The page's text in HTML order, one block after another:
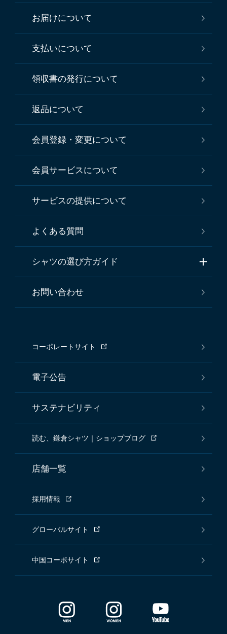
お届けについて
支払いについて
領収書の発行について
返品について
会員登録・変更について
会員サービスについて
サービスの提供について
よくある質問
シャツの選び方ガイド
お問い合わせ
コーポレートサイト
電子公告
サステナビリティ
読む、鎌倉シャツ｜ショップブログ
店舗一覧
採用情報
グローバルサイト
中国コーポサイト